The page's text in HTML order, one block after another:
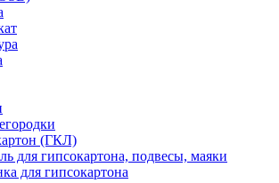
(ГКЛ)
для гипсокартона, подвесы, маяки
для гипсокартона